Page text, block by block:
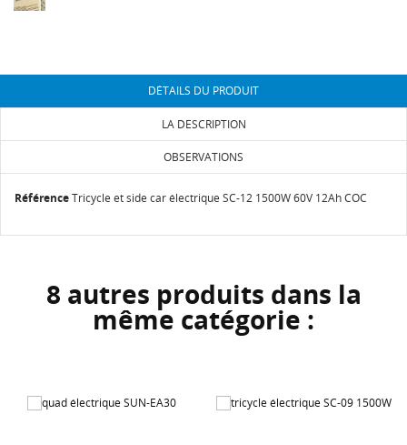
DÉTAILS DU PRODUIT
LA DESCRIPTION
OBSERVATIONS
RéférenceTricycle et side car électrique SC-12 1500W 60V 12Ah COC
8 autres produits dans la
même catégorie :